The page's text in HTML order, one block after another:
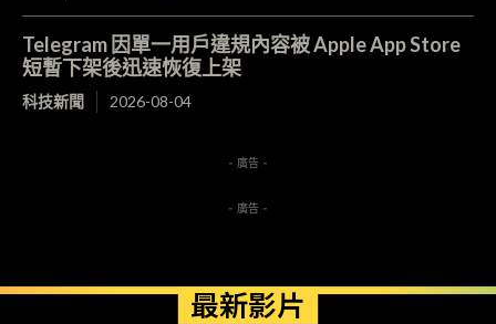
Telegram 因單一用戶違規內容被 Apple App Store
短暫下架後迅速恢復上架
科技新聞 2026-08-04
- 廣告 -
- 廣告 -
最新影片